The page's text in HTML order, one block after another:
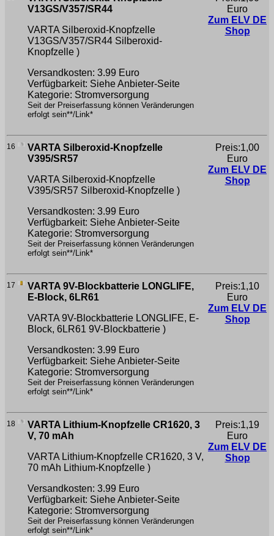
V13GS/V357/SR44
VARTA Silberoxid-Knopfzelle
V13GS/V357/SR44 Silberoxid-
Knopfzelle )
Versandkosten: 3.99 Euro
Verfügbarkeit: Siehe Anbieter-Seite
Kategorie: Stromversorgung
Seit der Preiserfassung können Veränderungen
erfolgt sein**/Link*
Euro
Zum ELV DE
Shop
16
VARTA Silberoxid-Knopfzelle
V395/SR57
VARTA Silberoxid-Knopfzelle
V395/SR57 Silberoxid-Knopfzelle )
Versandkosten: 3.99 Euro
Verfügbarkeit: Siehe Anbieter-Seite
Kategorie: Stromversorgung
Seit der Preiserfassung können Veränderungen
erfolgt sein**/Link*
Preis:1,00
Euro
Zum ELV DE
Shop
17
VARTA 9V-Blockbatterie LONGLIFE,
E-Block, 6LR61
VARTA 9V-Blockbatterie LONGLIFE, E-
Block, 6LR61 9V-Blockbatterie )
Versandkosten: 3.99 Euro
Verfügbarkeit: Siehe Anbieter-Seite
Kategorie: Stromversorgung
Seit der Preiserfassung können Veränderungen
erfolgt sein**/Link*
Preis:1,10
Euro
Zum ELV DE
Shop
18
VARTA Lithium-Knopfzelle CR1620, 3
V, 70 mAh
VARTA Lithium-Knopfzelle CR1620, 3 V,
70 mAh Lithium-Knopfzelle )
Versandkosten: 3.99 Euro
Verfügbarkeit: Siehe Anbieter-Seite
Kategorie: Stromversorgung
Seit der Preiserfassung können Veränderungen
erfolgt sein**/Link*
Preis:1,19
Euro
Zum ELV DE
Shop